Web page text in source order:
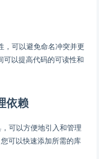
，可以避免命名冲突并更
可以提高代码的可读性和
依赖
可以方便地引入和管理
可以快速添加所需的库